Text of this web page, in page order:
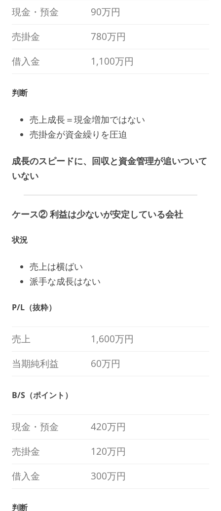
現金・預金
90万円
売掛金
780万円
借入金
1,100万円
判断
売上成長＝現金増加ではない
売掛金が資金繰りを圧迫
成長のスピードに、回収と資金管理が追いついて
いない
ケース② 利益は少ないが安定している会社
状況
売上は横ばい
派手な成長はない
P/L（抜粋）
売上
1,600万円
当期純利益
60万円
B/S（ポイント）
現金・預金
420万円
売掛金
120万円
借入金
300万円
判断